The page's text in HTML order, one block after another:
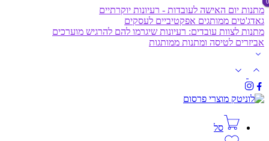
מתנות יום האישה לעובדות - רעיונות יוקרתיים
גאדג'טים ממותגים אפקטיביים לעסקים
מתנות לצוות עובדים: רעיונות שיגרמו להם להרגיש מוערכים
אביזרים לטיסה ומתנות ממותגות
סל